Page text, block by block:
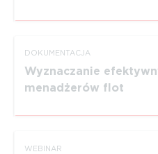
DOKUMEN­TACJA
Wyznaczanie
menadżerów flot
WEBINAR